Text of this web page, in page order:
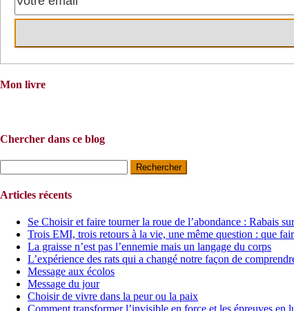
Mon livre
Chercher dans ce blog
Articles récents
Se Choisir et faire tourner la roue de l’abondance : Rabais
Trois EMI, trois retours à la vie, une même question : que
La graisse n’est pas l’ennemie mais un langage du corps
L’expérience des rats qui a changé notre façon de
Message aux écolos
Message du jour
Choisir de vivre dans la peur ou la paix